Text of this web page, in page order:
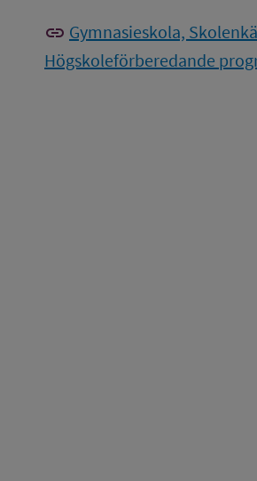
link Gymnasieskola,
Högskoleförberedande